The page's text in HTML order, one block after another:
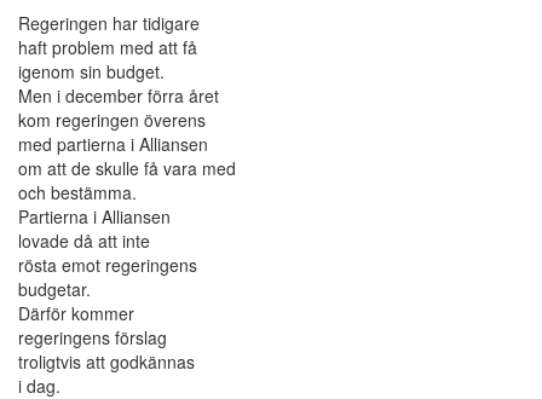
Regeringen har tidigare
haft problem med att få
igenom sin budget.
Men i december förra året
kom regeringen överens
med partierna i Alliansen
om att de skulle få vara med
och bestämma.
Partierna i Alliansen
lovade då att inte
rösta emot regeringens
budgetar.
Därför kommer
regeringens förslag
troligtvis att godkännas
i dag.